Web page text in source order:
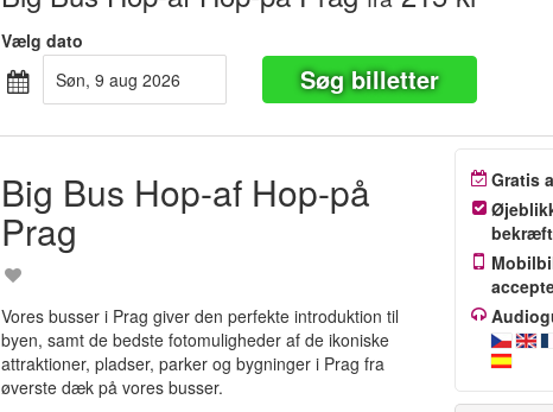
Vælg dato
søn, 9 aug 2026
Søg billetter
Big Bus Hop-af Hop-på
Prag
Vores busser i Prag giver den perfekte introduktion til
byen, samt de bedste fotomuligheder af de ikoniske
attraktioner, pladser, parker og bygninger i Prag fra
øverste dæk på vores busser.
Gratis